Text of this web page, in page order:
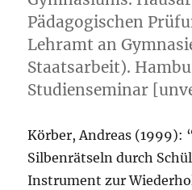
Pädagogischen
Lehramt an
Staatsarbeit).
Studienseminar
Körber, Andreas (1999):
Silbenrätseln durch
Instrument zur